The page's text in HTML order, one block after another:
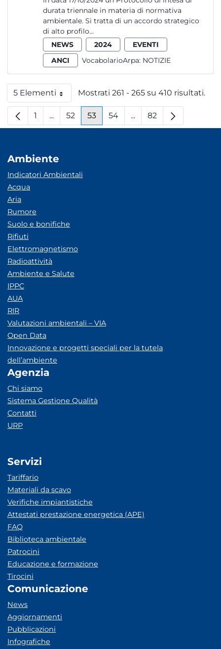
durata triennale in materia di normativa
ambientale. Si tratta di un accordo strategico
di alto profilo...
NEWS
2024
EVENTI
ANCI
VocabolarioArpa: NOTIZIE
5 ElementiPer paginaMostrati 261 - 265 su 410 risultati.
Pagina
1 ...Pagine intermedie
Pagina
52 Pagina
53 Pagina
54 ...Pagine intermedie
Pagina
82
Ambiente
Indicatori Ambientali
Acqua
Aria
Rumore
Suolo e bonifiche
Rifiuti
Elettromagnetismo
Radioattività
Ambiente e Salute
IPPC
AUA
RIR
Valutazioni ambientali – VIA
Open Data
Innovazione e progetti speciali per la tutela
dell’ambiente
Agenzia
Chi siamo
Sistema Gestione Qualità
Contatti
URP
Servizi
Tariffario
Materiali da scavo
Verifiche impiantistiche
Attestati prestazione energetica (APE)
FAQ
Biblioteca ambientale
Patrocini
Educazione e formazione
Tirocini
Comunicazione
News
Aggiornamenti
Pubblicazioni
Infografiche